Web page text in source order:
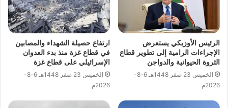
الرئيس الأوزبكي يستعرض
الإجراءات الرامية إلى تطوير قطاع
الثروة الحيوانية والدواجن
الخميس 23 صفر 1448هـ 6-8-
2026م
ارتفاع حصيلة الشهداء والمصابين
في قطاع غزة منذ بدء العدوان
الإسرائيلي على قطاع غزة
الخميس 23 صفر 1448هـ 6-8-
2026م